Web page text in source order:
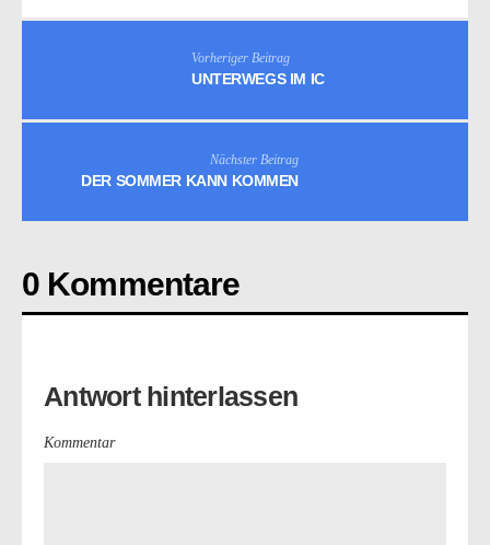
Vorheriger Beitrag
UNTERWEGS IM IC
Nächster Beitrag
DER SOMMER KANN KOMMEN
0 Kommentare
Antwort hinterlassen
Kommentar